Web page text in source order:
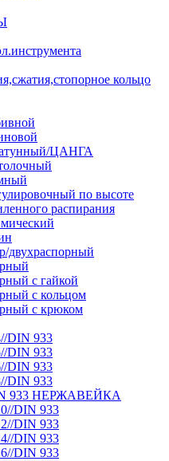
кольцо
ЦАНГА
по высоте
распирания
двухраспорный
с гайкой
с кольцом
с крюком
DIN 933
DIN 933
DIN 933
DIN 933
933 НЕРЖАВЕЙКА
DIN 933
DIN 933
DIN 933
DIN 933